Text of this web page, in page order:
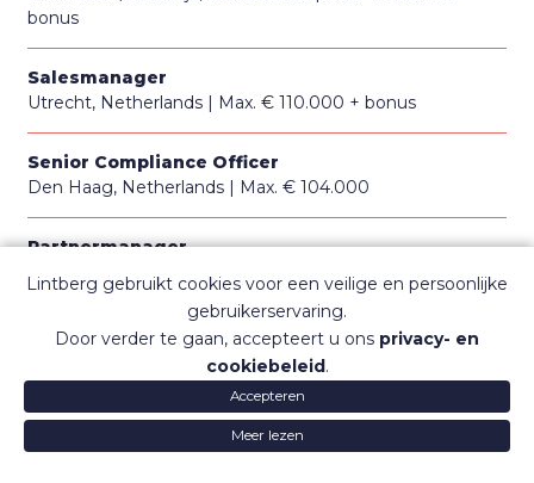
bonus
Salesmanager
Utrecht, Netherlands
Max. € 110.000 + bonus
Senior Compliance Officer
Den Haag, Netherlands
Max. € 104.000
Partnermanager
Nootdorp/Landelijk, Netherlands
Max. € 120.000 OTE
CFO PROCEDURE GESLOTEN
Gelderland, Netherlands Salaris vertrouwelijk
International Head of Accounting
Amsterdam, Netherlands
€ 100.000 - 120.000
Lintberg gebruikt cookies voor een veilige en persoonlijke
gebruikerservaring.
Door verder te gaan, accepteert u ons privacy- en
cookiebeleid .
Accepteren
Meer lezen